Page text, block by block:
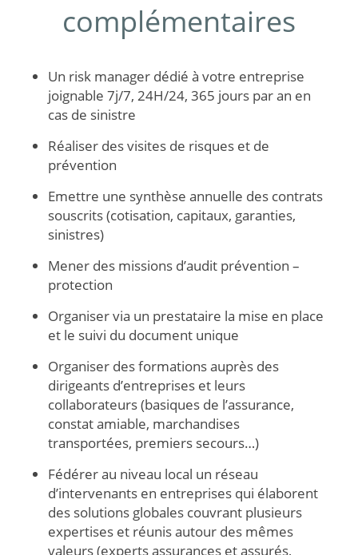
complémentaires
Un risk manager dédié à votre entreprise
joignable 7j/7, 24H/24, 365 jours par an en
cas de sinistre
Réaliser des visites de risques et de
prévention
Emettre une synthèse annuelle des contrats
souscrits (cotisation, capitaux, garanties,
sinistres)
Mener des missions d’audit prévention –
protection
Organiser via un prestataire la mise en place
et le suivi du document unique
Organiser des formations auprès des
dirigeants d’entreprises et leurs
collaborateurs (basiques de l’assurance,
constat amiable, marchandises
transportées, premiers secours…)
Fédérer au niveau local un réseau
d’intervenants en entreprises qui élaborent
des solutions globales couvrant plusieurs
expertises et réunis autour des mêmes
valeurs (experts assurances et assurés,